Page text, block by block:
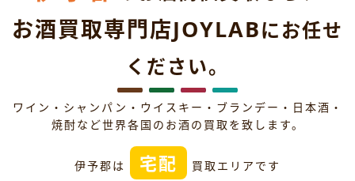
お酒買取専門店JOYLABにお任せ
ください。
ワイン・シャンパン・ウイスキー・ブランデー・日本酒・
焼酎など世界各国のお酒の買取を致します。
伊予郡は 宅配 買取エリアです